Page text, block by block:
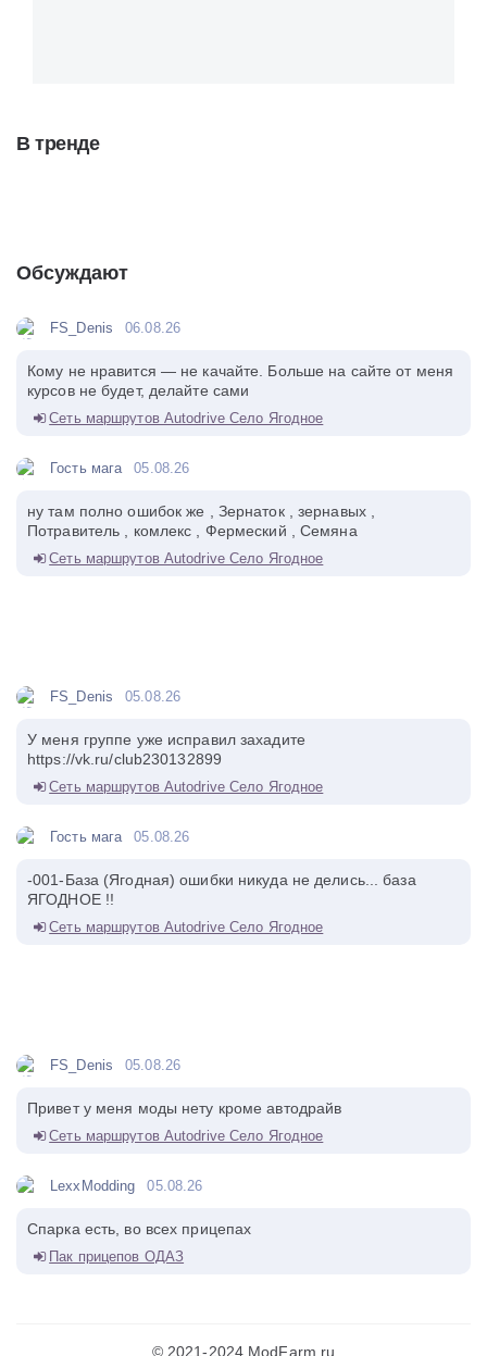
В тренде
Обсуждают
FS_Denis 06.08.26
Кому не нравится — не качайте. Больше на сайте от меня
курсов не будет, делайте сами
Сеть маршрутов Autodrive Село Ягодное
Гость мага 05.08.26
ну там полно ошибок же , Зернаток , зернавых ,
Потравитель , комлекс , Фермеский , Семяна
Сеть маршрутов Autodrive Село Ягодное
FS_Denis 05.08.26
У меня группе уже исправил захадите
https://vk.ru/club230132899
Сеть маршрутов Autodrive Село Ягодное
Гость мага 05.08.26
-001-База (Ягодная) ошибки никуда не делись... база
ЯГОДНОЕ !!
Сеть маршрутов Autodrive Село Ягодное
FS_Denis 05.08.26
Привет у меня моды нету кроме автодрайв
Сеть маршрутов Autodrive Село Ягодное
LexxModding 05.08.26
Спарка есть, во всех прицепах
Пак прицепов ОДАЗ
© 2021-2024 ModFarm.ru